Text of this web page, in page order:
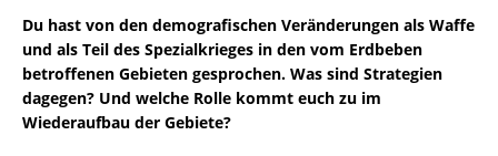
Du hast von den demografischen Veränderungen als Waffe
und als Teil des Spezialkrieges in den vom Erdbeben
betroffenen Gebieten gesprochen. Was sind Strategien
dagegen? Und welche Rolle kommt euch zu im
Wiederaufbau der Gebiete?